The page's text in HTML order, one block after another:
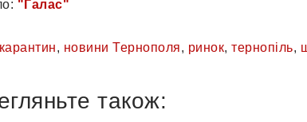
"Галас"
карантин, новини Тернополя, ринок, тернопіль,
також: